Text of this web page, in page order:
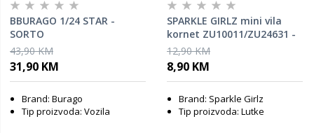
BBURAGO 1/24 STAR -
SORTO
43,90 KM
31,90 KM
Brand: Burago
Tip proizvoda: Vozila
SPARKLE GIRLZ mini vila
kornet ZU10011/ZU24631 -
SORTO
12,90 KM
8,90 KM
Brand: Sparkle Girlz
Tip proizvoda: Lutke